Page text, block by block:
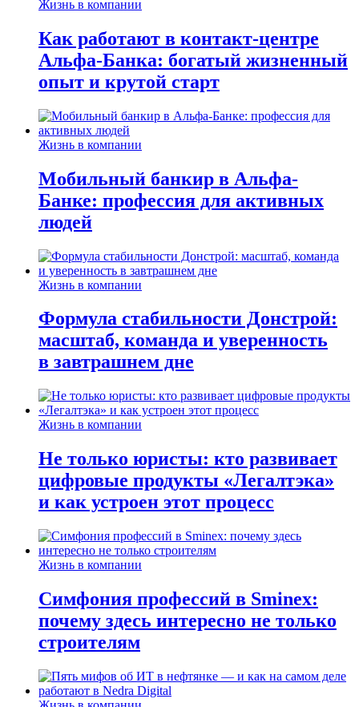
Жизнь в компании
Как работают в контакт-центре
Альфа-Банка: богатый жизненный
опыт и крутой старт
Жизнь в компании
Мобильный банкир в Альфа-
Банке: профессия для активных
людей
Жизнь в компании
Формула стабильности Донстрой:
масштаб, команда и уверенность
в завтрашнем дне
Жизнь в компании
Не только юристы: кто развивает
цифровые продукты «Легалтэка»
и как устроен этот процесс
Жизнь в компании
Симфония профессий в Sminex:
почему здесь интересно не только
строителям